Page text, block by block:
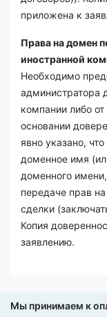
приложена к
Права на домен
иностранной
Необходимо
администратора
компании либо
основании
явно указано,
доменное имя
доменного
передаче прав
сделки
Копия
заявлению.
Мы принимаем к